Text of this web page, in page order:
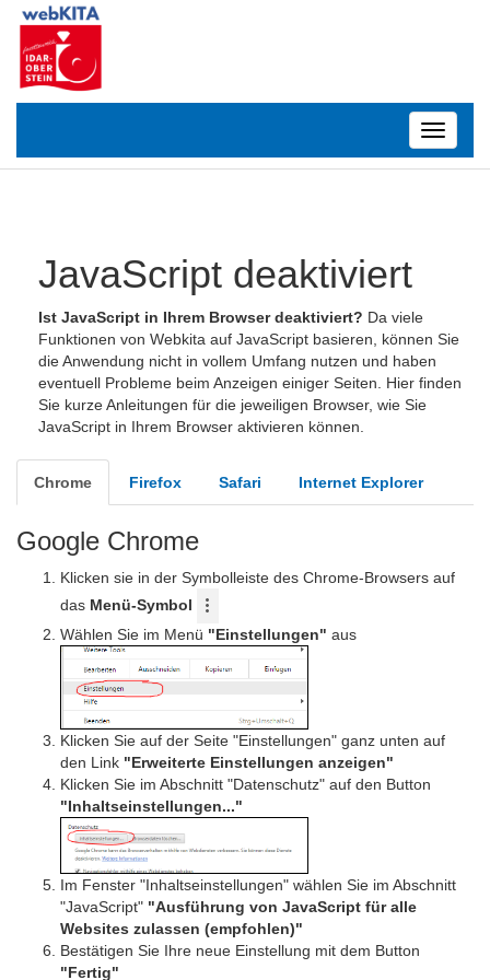
Toggle
JavaScript deaktiviert
Ist JavaScript in Ihrem Browser deaktiviert? Da viele
Funktionen von Webkita auf JavaScript basieren, können Sie
die Anwendung nicht in vollem Umfang nutzen und haben
eventuell Probleme beim Anzeigen einiger Seiten. Hier finden
Sie kurze Anleitungen für die jeweiligen Browser, wie Sie
JavaScript in Ihrem Browser aktivieren können.
Chrome Firefox Safari Internet Explorer
Google Chrome
Klicken sie in der Symbolleiste des Chrome-Browsers auf
das Menü-Symbol
Wählen Sie im Menü "Einstellungen" aus
Klicken Sie auf der Seite "Einstellungen" ganz unten auf
den Link "Erweiterte Einstellungen anzeigen"
Klicken Sie im Abschnitt "Datenschutz" auf den Button
"Inhaltseinstellungen..."
Im Fenster "Inhaltseinstellungen" wählen Sie im Abschnitt
"JavaScript" "Ausführung von JavaScript für alle
Websites zulassen (empfohlen)"
Bestätigen Sie Ihre neue Einstellung mit dem Button
"Fertig"